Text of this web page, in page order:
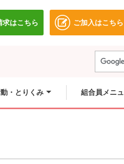
求はこちら
別のウィンドウで開きます。ご加入はこちら
別のウィ
・とりくみ 組合員メニ